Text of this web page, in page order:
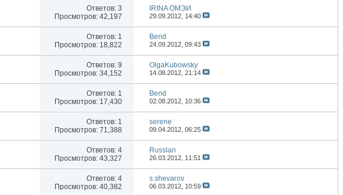
Ответов: 3
Просмотров: 42,197
IRINA ОМЭИ
29.09.2012, 14:40
Ответов: 1
Просмотров: 18,822
Bend
24.09.2012,09:43
Ответов: 9
Просмотров: 34,152
OlgaKubowsky
14.08.2012,21:14
Ответов: 1
Просмотров: 17,430
Bend
02.08.2012, 10:36
Ответов: 1
Просмотров: 71,388
serene
09.04.2012,06:25
Ответов: 4
Просмотров: 43,327
Russlan
26.03.2012, 11:51
Ответов: 4
Просмотров: 40,382
s.shevarov
06.03.2012, 10:59